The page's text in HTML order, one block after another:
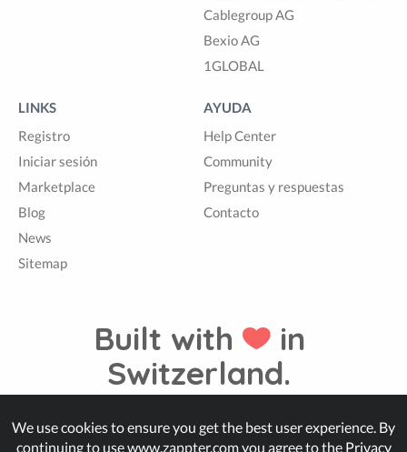
Cablegroup AG
Bexio AG
1GLOBAL
LINKS
Registro
Iniciar sesión
Marketplace
Blog
News
Sitemap
AYUDA
Help Center
Community
Preguntas y respuestas
Contacto
Built with
in
Switzerland.
© Zappter
We use cookies to ensure you get the best user experience. By
continuing to use www.zappter.com you agree to the Privacy